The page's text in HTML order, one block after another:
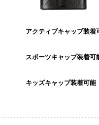
アクティブキャップ装着
スポーツキャップ装着可
キッズキャップ装着可能